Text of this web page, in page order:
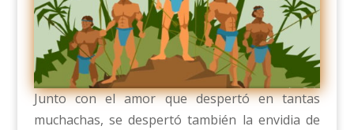
Junto con el amor que despertó en tantas
muchachas, se despertó también la envidia de